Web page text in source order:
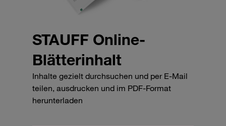
STAUFF Online-
Blätterinhalt
Inhalte gezielt durchsuchen und per E-Mail
teilen, ausdrucken und im PDF-Format
herunterladen